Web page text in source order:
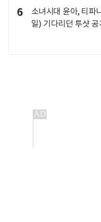
6
소녀시대 윤아, 티파
일) 기다리던 투샷 공